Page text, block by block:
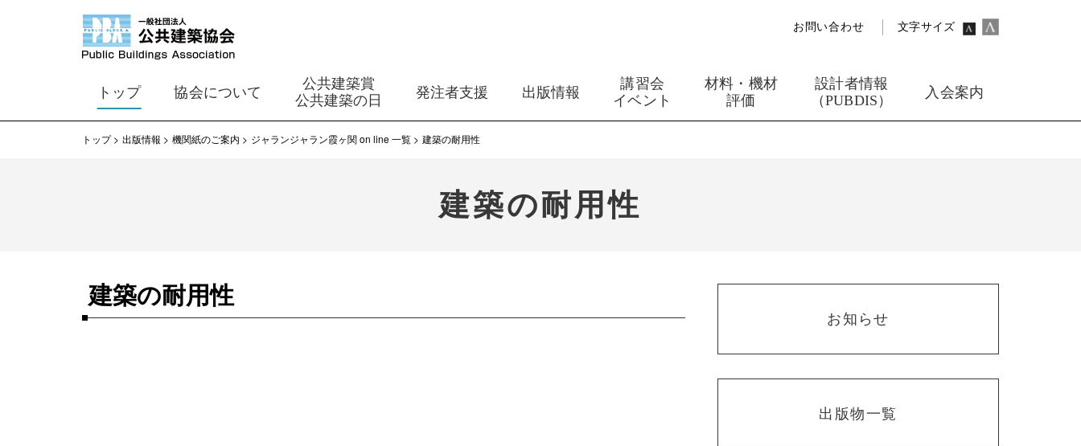
お問い合わせ 文字サイズ
トップ 協会について
公共建築賞
公共建築の日
発注者支援 出版情報
講習会
イベント
材料・機材
評価
設計者情報
（PUBDIS）
入会案内
トップ 出版情報 機関紙のご案内 ジャランジャラン霞ヶ関 on line 一覧 建築の耐用性
建築の耐用性
建築の耐用性
お知らせ
出版物一覧